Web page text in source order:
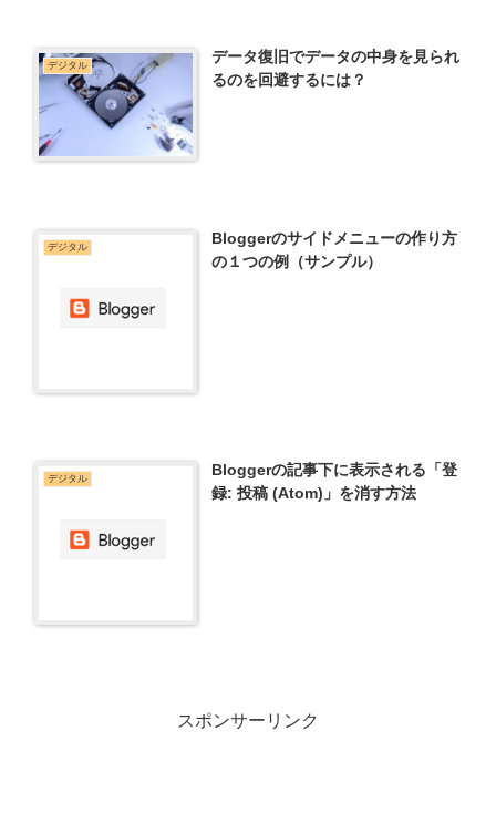
デジタル
データ復旧でデータの中身を見られ
るのを回避するには？
デジタル
Bloggerのサイドメニューの作り方
の１つの例（サンプル）
デジタル
Bloggerの記事下に表示される「登
録: 投稿 (Atom)」を消す方法
スポンサーリンク